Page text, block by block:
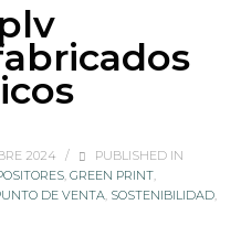
2024 /
PUBLISHED IN
, GREEN PRINT,
DE VENTA, SOSTENIBILIDAD,